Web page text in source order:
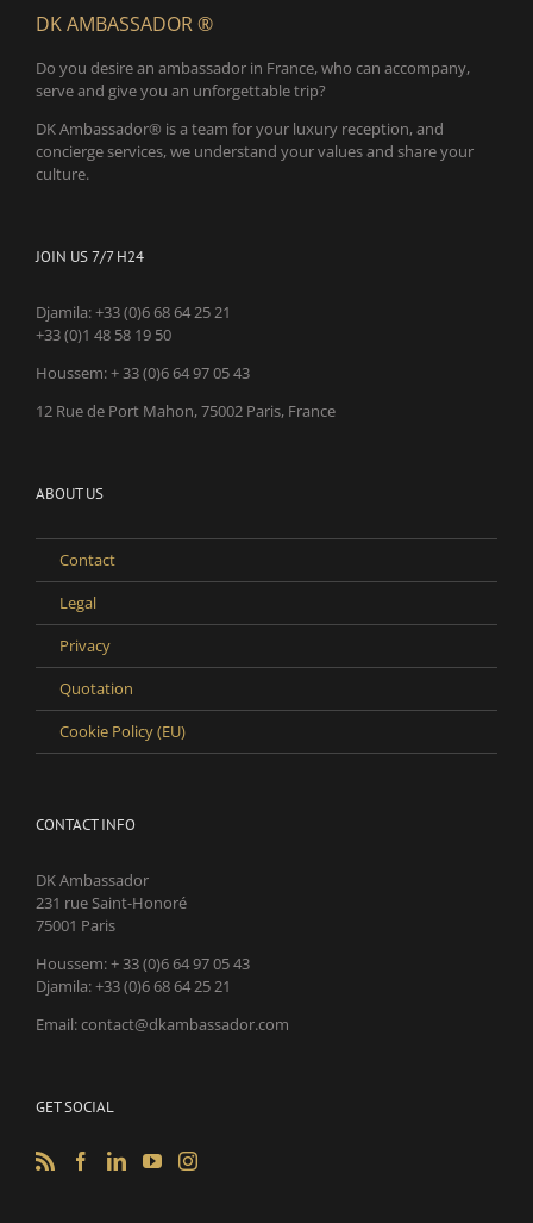
DK AMBASSADOR ®
Do you desire an ambassador in France, who can accompany,
serve and give you an unforgettable trip?
DK Ambassador® is a team for your luxury reception, and
concierge services, we understand your values and share your
culture.
JOIN US 7/7 H24
Djamila:+33 (0)6 68 64 25 21
+33 (0)1 48 58 19 50
Houssem:+ 33 (0)6 64 97 05 43
12 Rue de Port Mahon, 75002 Paris, France
ABOUT US
Contact
Legal
Privacy
Quotation
Cookie Policy (EU)
CONTACT INFO
DK Ambassador
231 rue Saint-Honoré
75001 Paris
Houssem: + 33 (0)6 64 97 05 43
Djamila: +33 (0)6 68 64 25 21
Email: contact@dkambassador.com
GET SOCIAL